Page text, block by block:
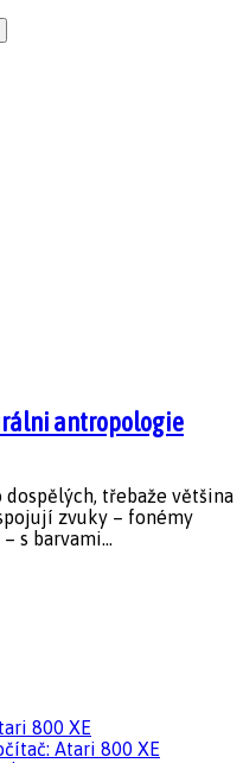
antropologie
třebaže většina
zvuky – fonémy
s barvami...
800 XE
Atari 800 XE